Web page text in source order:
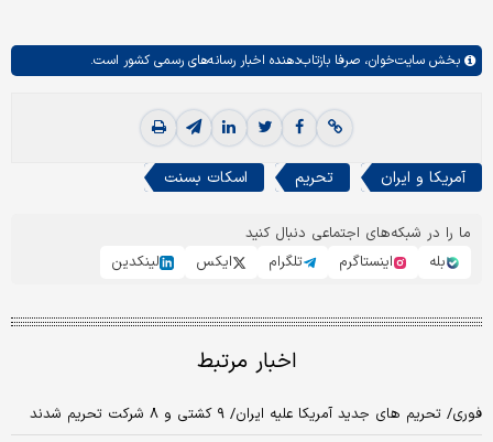
بخش سایت‌خوان، صرفا بازتاب‌دهنده اخبار رسانه‌های رسمی کشور است.
آمریکا و ایران تحریم اسکات بسنت
ما را در شبکه‌های اجتماعی دنبال کنید
بله
اینستاگرم تلگرام ایکس لینکدین
اخبار مرتبط
فوری/ تحریم های جدید آمریکا علیه ایران/ ۹ کشتی و ۸ شرکت تحریم شدند